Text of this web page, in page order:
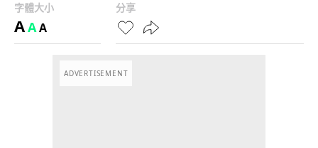
字體大小
AAA
分享
ADVERTISEMENT